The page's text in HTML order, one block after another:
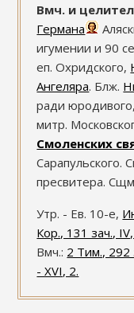
Вмч. и
Германа
игумении и 90
еп. Охридского,
Ангеляра. Блж.
ради
митр.
Смоленских
Сарапульского.
пресвитера.
Утр. - Ев. 10-е,
Кор., 131 зач.,
Вмч.: 2 Тим., 292
- XVI, 2.